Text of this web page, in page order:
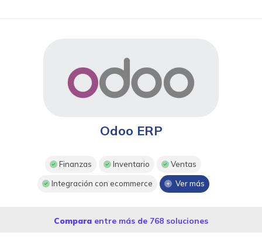
Odoo ERP
Finanzas Inventario Ventas
Integración con ecommerce Ver más
Compara entre más de 768 soluciones